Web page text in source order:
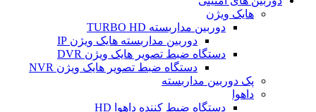
هایک ویژن
دوربین مداربسته TURBO HD
دوربین مداربسته هایک ویژن IP
دستگاه ضبط تصویر هایک ویژن DVR
دستگاه ضبط تصویر هایک ویژن NVR
پک دوربین مداربسته
داهوا
دستگاه ضبط کننده داهوا HD